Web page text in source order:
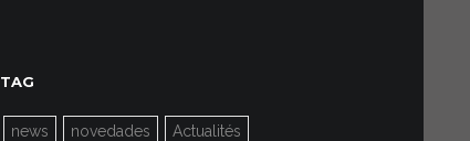
TAG
news novedades Actualités